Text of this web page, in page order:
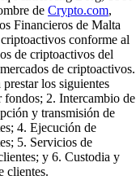
de Crypto.com,
Financieros de Malta
conforme al
de criptoactivos del
de criptoactivos.
los siguientes
2. Intercambio de
y transmisión de
4. Ejecución de
5. Servicios de
y 6. Custodia y
clientes.